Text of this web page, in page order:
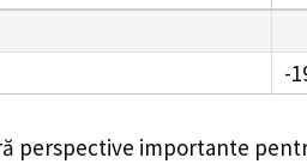
-
perspective importante